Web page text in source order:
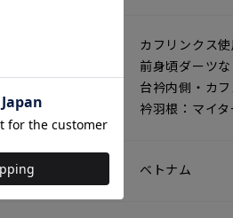
カフリンクス
前身頃ダーツ
台衿内側・カ
衿羽根：マイ
原産国 ベトナム